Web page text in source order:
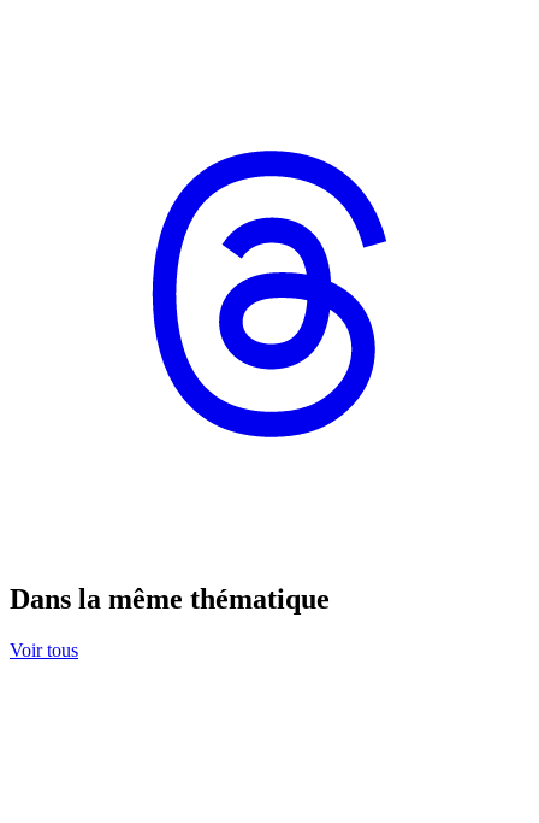
Dans la même thématique
Voir tous